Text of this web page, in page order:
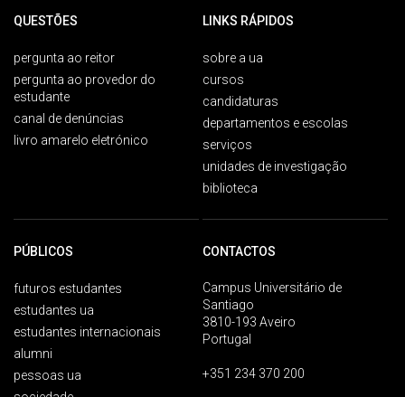
QUESTÕES
pergunta ao reitor
pergunta ao provedor do
estudante
canal de denúncias
livro amarelo eletrónico
LINKS RÁPIDOS
sobre a ua
cursos
candidaturas
departamentos e escolas
serviços
unidades de investigação
biblioteca
PÚBLICOS
futuros estudantes
estudantes ua
estudantes internacionais
alumni
pessoas ua
CONTACTOS
Campus Universitário de
Santiago
3810-193 Aveiro
Portugal
+351 234 370 200